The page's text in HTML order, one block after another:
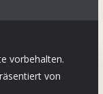
in the Occupied
intensify
on Israel NOW.
vorbehalten.
von